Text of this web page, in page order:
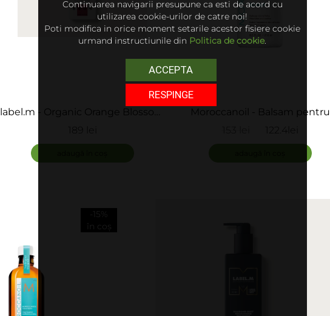
label.m - Organic Orange Blossom
189 lei
Moroccanoil - Balsam pentru
122.4lei
-15%
în coș
Continuarea navigarii presupune ca esti de acord cu
utilizarea cookie-urilor de catre noi!
Poti modifica in orice moment setarile acestor fisiere cookie
urmand instructiunile din Politica de cookie.
ACCEPTA
RESPINGE